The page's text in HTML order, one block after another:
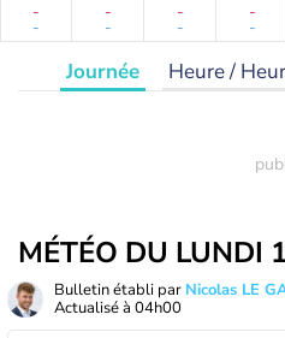
-
-
-
-
-
-
-
-
Journée Heure /
MÉTÉO DU LUNDI
Bulletin établi par Nicolas LE
Actualisé à 04h00